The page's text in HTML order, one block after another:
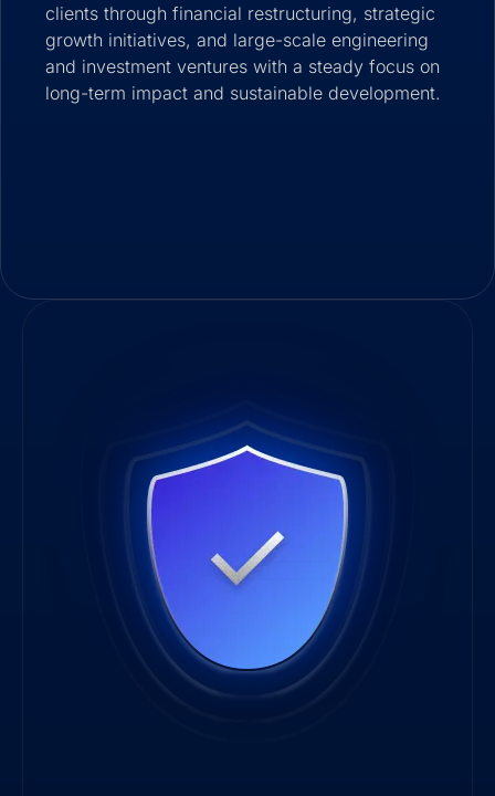
clients through financial restructuring, strategic
growth initiatives, and large-scale engineering
and investment ventures with a steady focus on
long-term impact and sustainable development.